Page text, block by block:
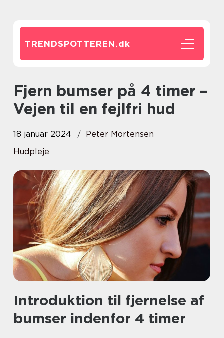
TRENDSPOTTEREN.dk
Fjern bumser på 4 timer –
Vejen til en fejlfri hud
18 januar 2024
Peter Mortensen
Hudpleje
Introduktion til fjernelse af
bumser indenfor 4 timer